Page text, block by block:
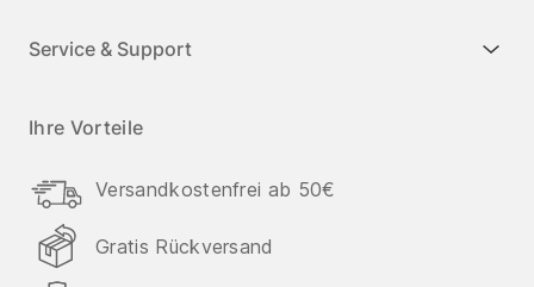
Service & Support
Ihre Vorteile
Versandkostenfrei ab 50€
Gratis Rückversand